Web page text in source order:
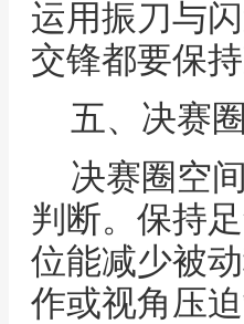
运用振刀与
交锋都要保
五、决赛
决赛圈空
判断。保持
位能减少被
作或视角压